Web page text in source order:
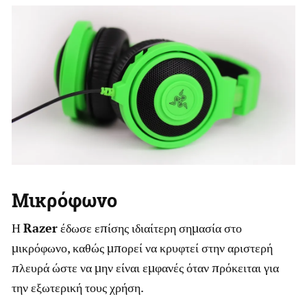
Μικρόφωνο
ΗRazerέδωσε επίσης ιδιαίτερη σημασία στο
μικρόφωνο, καθώς μπορεί να κρυφτεί στην αριστερή
πλευρά ώστε να μην είναι εμφανές όταν πρόκειται για
την εξωτερική τους χρήση.